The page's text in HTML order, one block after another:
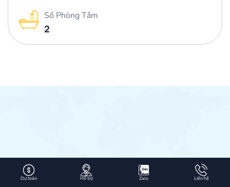
Dự toán Hỗ trợ Zalo Liên hệ
Số Phòng Tắm
2